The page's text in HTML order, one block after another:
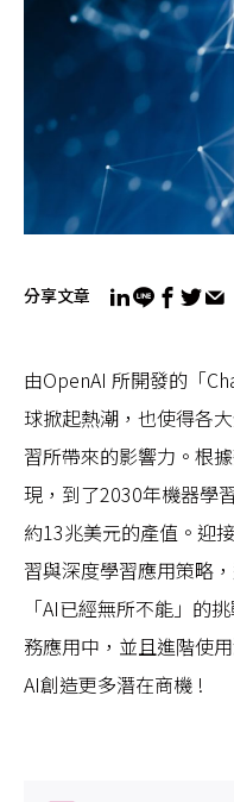
分享文章
由OpenAI 所開發的「
球掀起熱潮，也使得各
習所帶來的影響力。根
現，到了2030年機器學
約13兆美元的產值。迎
習與深度學習應用策略
「AI已經無所不能」的
務應用中，並且進階使
AI創造更多潛在商機 !